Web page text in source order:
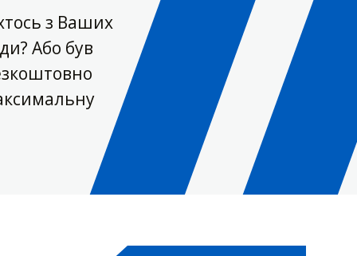
з Ваших
Або був